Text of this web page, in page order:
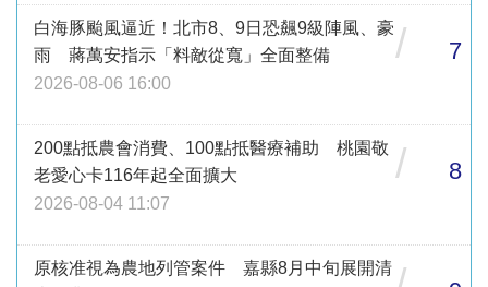
白海豚颱風逼近！北市8、9日恐飆9級陣風、豪
雨 蔣萬安指示「料敵從寬」全面整備
2026-08-06 16:00
/ 7
200點抵農會消費、100點抵醫療補助 桃園敬
老愛心卡116年起全面擴大
2026-08-04 11:07
/ 8
原核准視為農地列管案件 嘉縣8月中旬展開清